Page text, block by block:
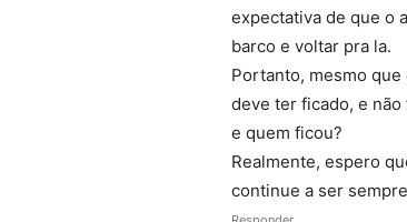
expectativa de que o
barco e voltar pra la.
Portanto, mesmo
deve ter ficado, e
e quem ficou?
Realmente, espero
continue a ser